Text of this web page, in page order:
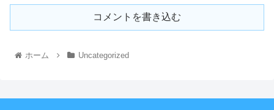
コメントを書き込む
ホーム Uncategorized